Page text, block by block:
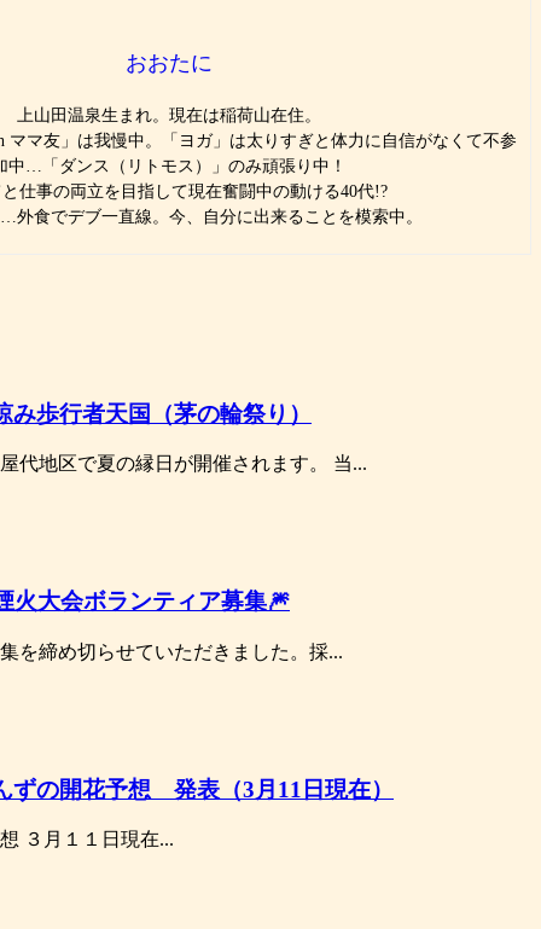
おおたに
上山田温泉生まれ。現在は稲荷山在住。
ママ友」は我慢中。「ヨガ」は太りすぎと体力に自信がなくて不参
中…「ダンス（リトモス）」のみ頑張り中！
仕事の両立を目指して現在奮闘中の動ける40代!?
外食でデブ一直線。今、自分に出来ることを模索中。
歩行者天国（茅の輪祭り）
代地区で夏の縁日が開催されます。 当...
火大会ボランティア募集🎆
を締め切らせていただきました。採...
の開花予想 発表（3月11日現在）
３月１１日現在...